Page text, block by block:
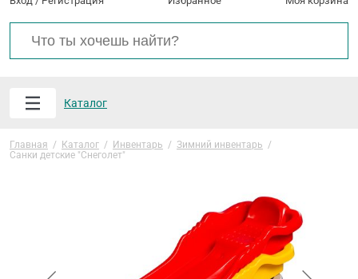
Каталог
Главная / Каталог / Инвентарь / Зимний инвентарь /
Санки детские "Снеголет"